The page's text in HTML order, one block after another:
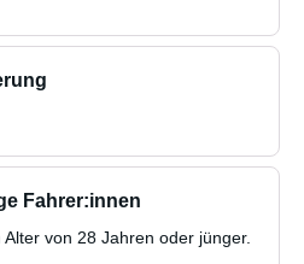
Fahrer:innen
von 28 Jahren oder jünger.